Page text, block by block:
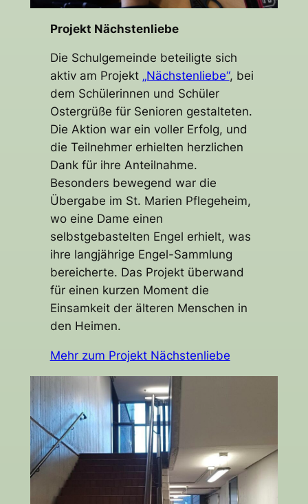
Projekt Nächstenliebe
Die Schulgemeinde beteiligte sich
aktiv am Projekt „Nächstenliebe“, bei
dem Schülerinnen und Schüler
Ostergrüße für Senioren gestalteten.
Die Aktion war ein voller Erfolg, und
die Teilnehmer erhielten herzlichen
Dank für ihre Anteilnahme.
Besonders bewegend war die
Übergabe im St. Marien Pflegeheim,
wo eine Dame einen
selbstgebastelten Engel erhielt, was
ihre langjährige Engel-Sammlung
bereicherte. Das Projekt überwand
für einen kurzen Moment die
Einsamkeit der älteren Menschen in
den Heimen.
Mehr zum Projekt Nächstenliebe